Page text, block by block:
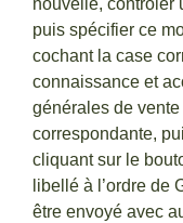
nouvelle, contrôler
puis spécifier ce
cochant la case
connaissance et
générales de
correspondante,
cliquant sur le
libellé à l’ordre de
être envoyé avec